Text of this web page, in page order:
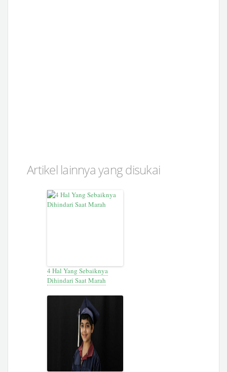
Artikel lainnya yang disukai
4 Hal Yang Sebaiknya
Dihindari Saat Marah